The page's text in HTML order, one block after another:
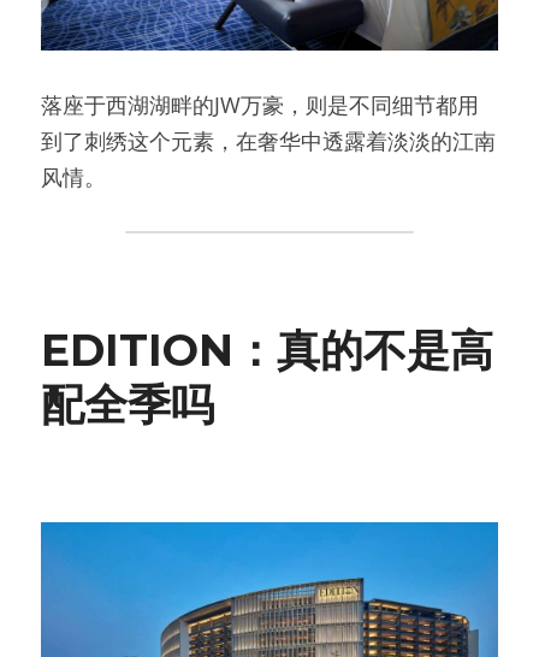
落座于西湖湖畔的JW万豪，则是不同细节都用
到了刺绣这个元素，在奢华中透露着淡淡的江南
风情。
EDITION：真的不是高
配全季吗